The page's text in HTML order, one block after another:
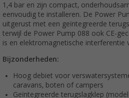
1,4 bar en zijn compact,
eenvoudig te installeren. De Power
uitgerust met een geïntegreerde
terwijl de Power Pump 088 ook CE-
is en elektromagnetische interferentie
Bijzonderheden:
Hoog debiet voor
caravans, boten of campers
Geïntegreerde terugslagklep